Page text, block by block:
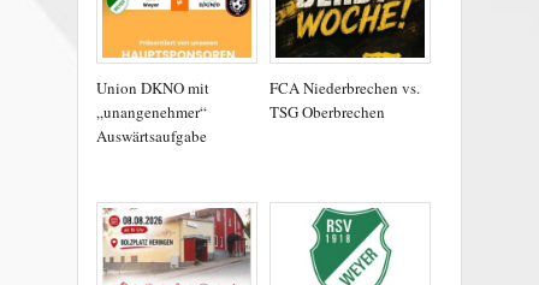
Union DKNO mit
„unangenehmer“
Auswärtsaufgabe
FCA Niederbrechen vs.
TSG Oberbrechen